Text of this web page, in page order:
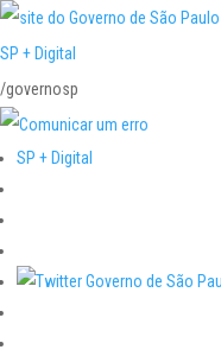
SP + Digital
/governosp
SP + Digital